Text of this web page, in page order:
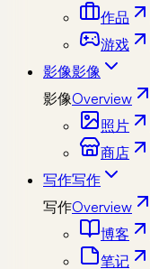
作品
游戏
影像影像
影像Overview
照片
商店
写作写作
写作Overview
博客
笔记